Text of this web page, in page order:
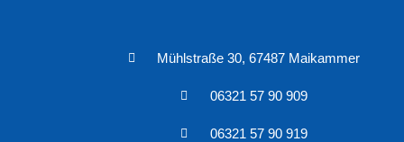
Mühlstraße 30, 67487 Maikammer
06321 57 90 909
06321 57 90 919